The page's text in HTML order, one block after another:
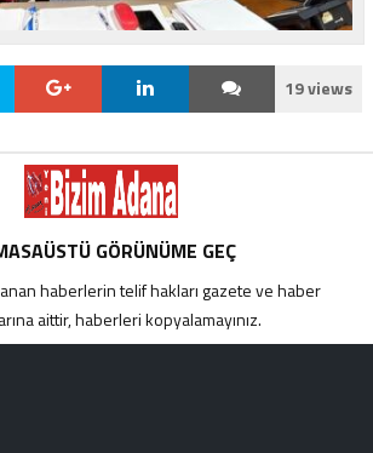
19 views
GÖRÜNÜME GEÇ
haberlerin telif hakları gazete ve haber
aittir, haberleri kopyalamayınız.